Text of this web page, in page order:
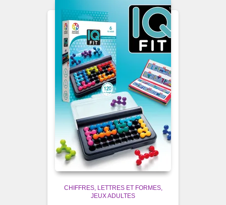
CHIFFRES, LETTRES ET FORMES
JEUX ADULTES